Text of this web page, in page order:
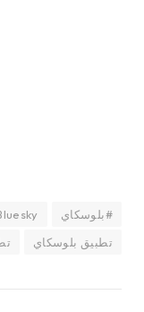
#بلوسكاي
تطبيق بلوسكاي